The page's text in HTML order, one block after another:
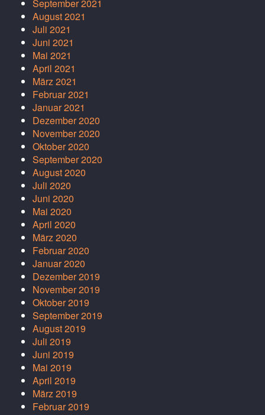
September 2021
August 2021
Juli 2021
Juni 2021
Mai 2021
April 2021
März 2021
Februar 2021
Januar 2021
Dezember 2020
November 2020
Oktober 2020
September 2020
August 2020
Juli 2020
Juni 2020
Mai 2020
April 2020
März 2020
Februar 2020
Januar 2020
Dezember 2019
November 2019
Oktober 2019
September 2019
August 2019
Juli 2019
Juni 2019
Mai 2019
April 2019
März 2019
Februar 2019